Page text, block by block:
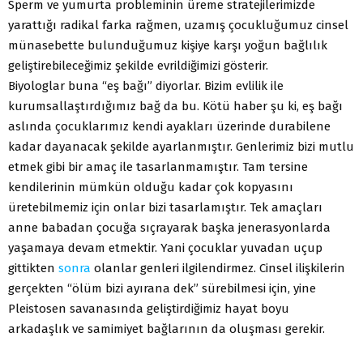
Sperm ve yumurta probleminin üreme stratejilerimizde
yarattığı radikal farka rağmen, uzamış çocukluğumuz cinsel
münasebette bulunduğumuz kişiye karşı yoğun bağlılık
geliştirebileceğimiz şekilde evrildiğimizi gösterir.
Biyologlar buna “eş bağı” diyorlar. Bizim evlilik ile
kurumsallaştırdığımız bağ da bu. Kötü haber şu ki, eş bağı
aslında çocuklarımız kendi ayakları üzerinde durabilene
kadar dayanacak şekilde ayarlanmıştır. Genlerimiz bizi mutlu
etmek gibi bir amaç ile tasarlanmamıştır. Tam tersine
kendilerinin mümkün olduğu kadar çok kopyasını
üretebilmemiz için onlar bizi tasarlamıştır. Tek amaçları
anne babadan çocuğa sıçrayarak başka jenerasyonlarda
yaşamaya devam etmektir. Yani çocuklar yuvadan uçup
gittikten sonra olanlar genleri ilgilendirmez. Cinsel ilişkilerin
gerçekten “ölüm bizi ayırana dek” sürebilmesi için, yine
Pleistosen savanasında geliştirdiğimiz hayat boyu
arkadaşlık ve samimiyet bağlarının da oluşması gerekir.